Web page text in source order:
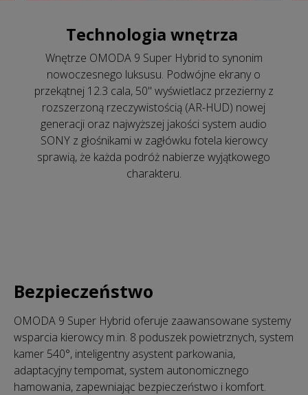
Technologia wnętrza
Wnętrze OMODA 9 Super Hybrid to synonim
nowoczesnego luksusu. Podwójne ekrany o
przekątnej 12.3 cala, 50" wyświetlacz przezierny z
rozszerzoną rzeczywistością (AR-HUD) nowej
generacji oraz najwyższej jakości system audio
SONY z głośnikami w zagłówku fotela kierowcy
sprawią, że każda podróż nabierze wyjątkowego
charakteru.
Bezpieczeństwo
OMODA 9 Super Hybrid oferuje zaawansowane systemy
wsparcia kierowcy m.in. 8 poduszek powietrznych, system
kamer 540°, inteligentny asystent parkowania,
adaptacyjny tempomat, system autonomicznego
hamowania, zapewniając bezpieczeństwo i komfort.